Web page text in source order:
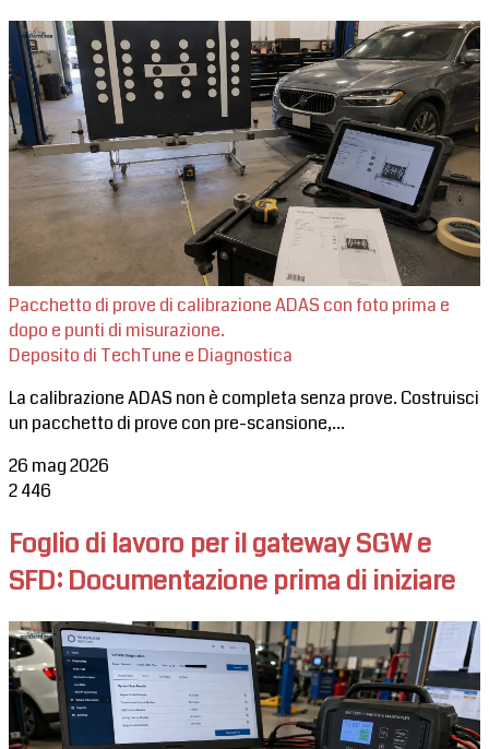
Pacchetto di prove di calibrazione ADAS con foto prima e
dopo e punti di misurazione.
Deposito di TechTune e Diagnostica
La calibrazione ADAS non è completa senza prove. Costruisci
un pacchetto di prove con pre-scansione,...
26 mag 2026
2446
Foglio di lavoro per il gateway SGW e
SFD: Documentazione prima di iniziare